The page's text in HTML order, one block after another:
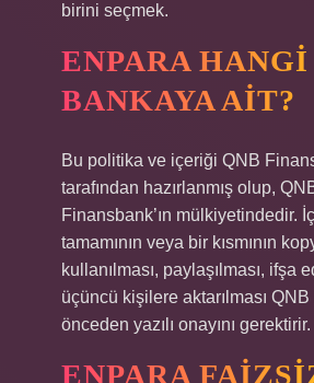
birini seçmek.
ENPARA HANGI
BANKAYA AIT?
Bu politika ve içeriği QNB
tarafından hazırlanmış olup,
Finansbank’ın mülkiyetindedir.
tamamının veya bir kısmının
kullanılması, paylaşılması, ifşa
üçüncü kişilere aktarılması QNB
önceden yazılı onayını gerektirir.
ENPARA